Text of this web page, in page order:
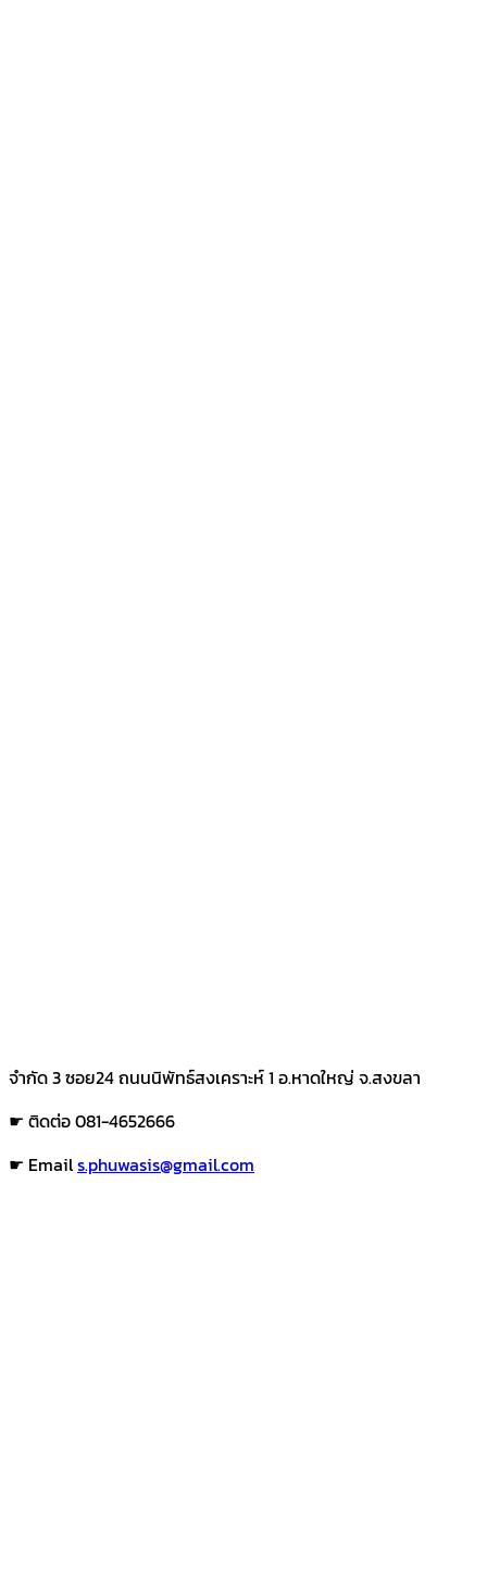
จำกัด 3 ซอย24 ถนนนิพัทธ์สงเคราะห์ 1 อ.หาดใหญ่ จ.สงขลา
☛ ติดต่อ 081-4652666
☛ Emails.phuwasis@gmail.com